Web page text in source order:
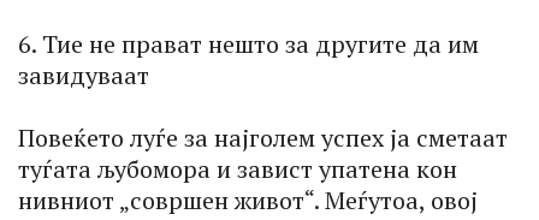
6. Тие не прават нешто за другите да им
завидуваат
Повеќето луѓе за најголем успех ја сметаат
туѓата љубомора и завист упатена кон
нивниот „совршен живот“. Меѓутоа, овој